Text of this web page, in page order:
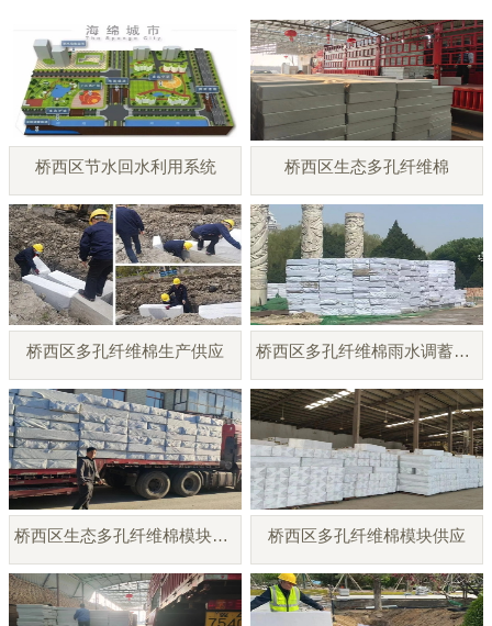
桥西区节水回水利用系统 桥西区生态多孔纤维棉
桥西区多孔纤维棉生产供应 桥西区多孔纤维棉雨水调蓄模块
桥西区生态多孔纤维棉模块厂家 桥西区多孔纤维棉模块供应